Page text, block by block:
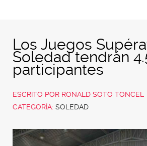
Los Juegos
Soledad tendrán
participantes
ESCRITO POR RONALD SOTO TONCEL
CATEGORÍA: SOLEDAD